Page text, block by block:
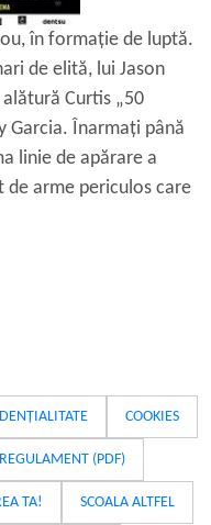
în formație de luptă.
de elită, lui Jason
Curtis „50
Garcia. Înarmați până
linie de apărare a
arme periculos care
COOKIES
REGULAMENT (PDF)
TA! SCOALA ALTFEL